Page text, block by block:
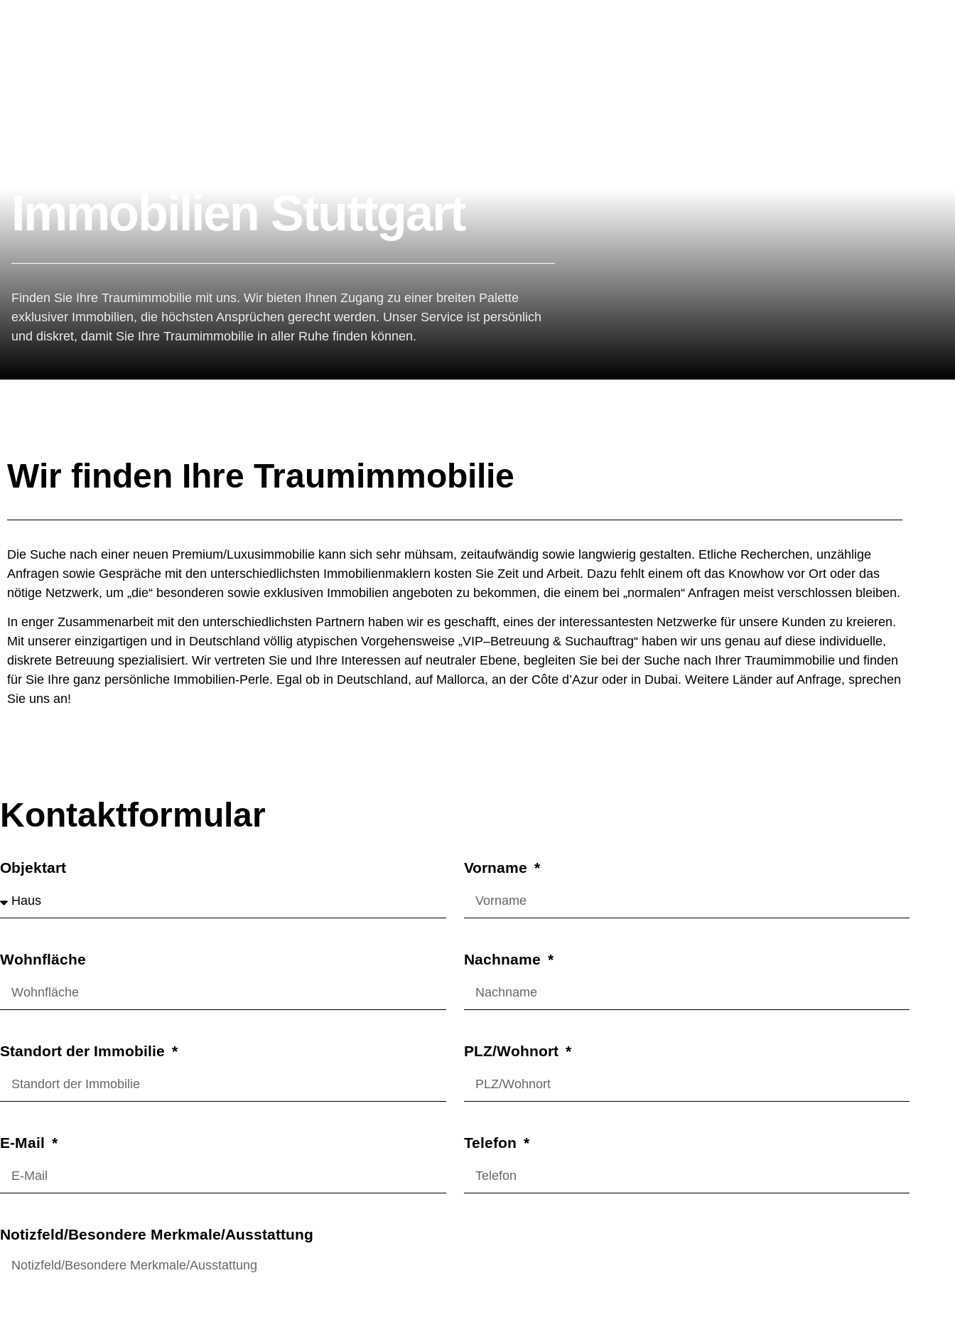
Immobilien Stuttgart
Finden Sie Ihre Traumimmobilie mit uns. Wir bieten Ihnen Zugang zu einer breiten Palette
exklusiver Immobilien, die höchsten Ansprüchen gerecht werden. Unser Service ist persönlich
und diskret, damit Sie Ihre Traumimmobilie in aller Ruhe finden können.
Wir finden Ihre Traumimmobilie
Die Suche nach einer neuen Premium/Luxusimmobilie kann sich sehr mühsam, zeitaufwändig sowie langwierig gestalten. Etliche Recherchen, unzählige
Anfragen sowie Gespräche mit den unterschiedlichsten Immobilienmaklern kosten Sie Zeit und Arbeit. Dazu fehlt einem oft das Knowhow vor Ort oder das
nötige Netzwerk, um „die“ besonderen sowie exklusiven Immobilien angeboten zu bekommen, die einem bei „normalen“ Anfragen meist verschlossen bleiben.
In enger Zusammenarbeit mit den unterschiedlichsten Partnern haben wir es geschafft, eines der interessantesten Netzwerke für unsere Kunden zu kreieren.
Mit unserer einzigartigen und in Deutschland völlig atypischen Vorgehensweise „VIP–Betreuung & Suchauftrag“ haben wir uns genau auf diese individuelle,
diskrete Betreuung spezialisiert. Wir vertreten Sie und Ihre Interessen auf neutraler Ebene, begleiten Sie bei der Suche nach Ihrer Traumimmobilie und finden
für Sie Ihre ganz persönliche Immobilien-Perle. Egal ob in Deutschland, auf Mallorca, an der Côte d’Azur oder in Dubai. Weitere Länder auf Anfrage, sprechen
Sie uns an!
Kontaktformular
Objektart Vorname
Wohnfläche Nachname
Standort der Immobilie PLZ/Wohnort
E-Mail Telefon
Notizfeld/Besondere Merkmale/Ausstattung